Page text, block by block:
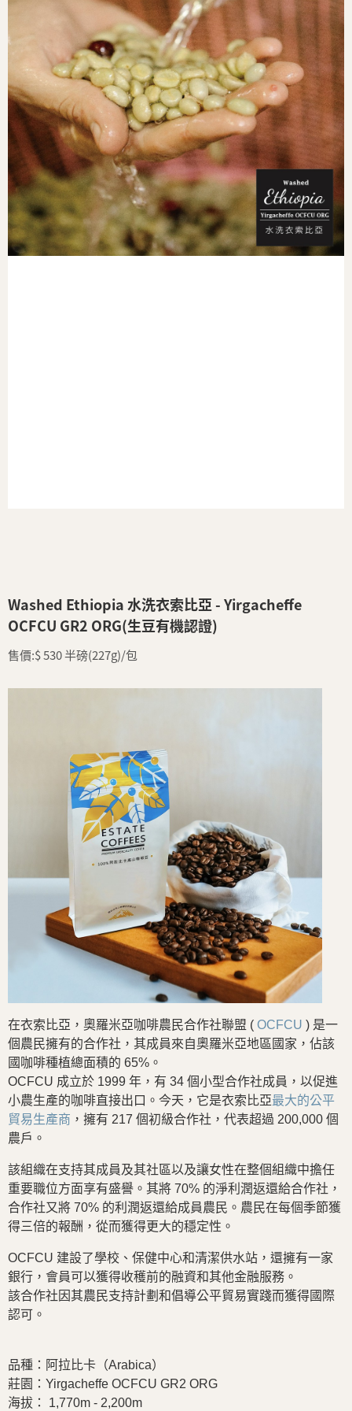
Washed Ethiopia 水洗衣索比亞 - Yirgacheffe
OCFCU GR2 ORG(生豆有機認證)
售價:$ 530 半磅(227g)/包
在衣索比亞，奧羅米亞咖啡農民合作社聯盟 ( OCFCU ) 是一
個農民擁有的合作社，其成員來自奧羅米亞地區國家，佔該
國咖啡種植總面積的 65%。
OCFCU 成立於 1999 年，有 34 個小型合作社成員，以促進
小農生產的咖啡直接出口。今天，它是衣索比亞最大的公平
貿易生產商 ，擁有 217 個初級合作社，代表超過 200,000 個
農戶。
該組織在支持其成員及其社區以及讓女性在整個組織中擔任
重要職位方面享有盛譽。其將 70% 的淨利潤返還給合作社，
合作社又將 70% 的利潤返還給成員農民。農民在每個季節獲
得三倍的報酬，從而獲得更大的穩定性。
OCFCU 建設了學校、保健中心和清潔供水站，還擁有一家
銀行，會員可以獲得收穫前的融資和其他金融服務。
該合作社因其農民支持計劃和倡導公平貿易實踐而獲得國際
認可。
品種：阿拉比卡（Arabica）
莊園：Yirgacheffe OCFCU GR2 ORG
海拔： 1,770m - 2,200m